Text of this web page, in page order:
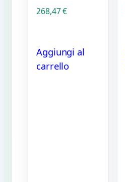
268,47€
Aggiungi al
carrello